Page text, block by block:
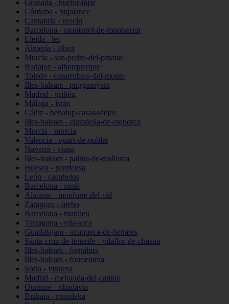
Granada - huétor-tájar
Córdoba - bujalance
Cantabria - reocín
Barcelona - monistrol-de-montserrat
Lleida - les
Almería - albox
Murcia - san-pedro-del-pinatar
Badajoz - alburquerque
Toledo - casarrubios-del-monte
Illes-balears - puigpunyent
Madrid - griñón
Málaga - istán
Cádiz - benalup-casas-viejas
Illes-balears - ciutadella-de-menorca
Murcia - murcia
Valencia - quart-de-poblet
Navarra - viana
Illes-balears - palma-de-mallorca
Huesca - panticosa
León - cacabelos
Barcelona - moià
Alicante - monforte-del-cid
Zaragoza - utebo
Barcelona - manlleu
Tarragona - vila-seca
Guadalajara - azuqueca-de-henares
Santa-cruz-de-tenerife - vilaflor-de-chasna
Illes-balears - fornalutx
Illes-balears - formentera
Soria - vinuesa
Madrid - mejorada-del-campo
Ourense - ribadavia
Bizkaia - mundaka